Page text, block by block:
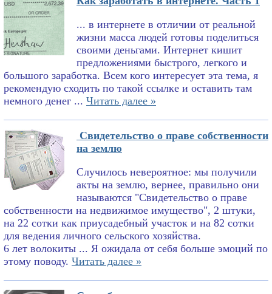
... в интернете в отличии от реальной
жизни масса людей готовы поделиться
своими деньгами. Интернет кишит
предложениями быстрого, легкого и
большого заработка. Всем кого интересует эта тема, я
рекомендую сходить по такой ссылке и оставить там
немного денег ... Читать далее »
Свидетельство о праве собственности
на землю
Случилось невероятное: мы получили
акты на землю, вернее, правильно они
называются "Свидетельство о праве
собственности на недвижимое имущество", 2 штуки,
на 22 сотки как приусадебный участок и на 82 сотки
для ведения личного сельского хозяйства.
6 лет волокиты ... Я ожидала от себя больше эмоций по
этому поводу. Читать далее »